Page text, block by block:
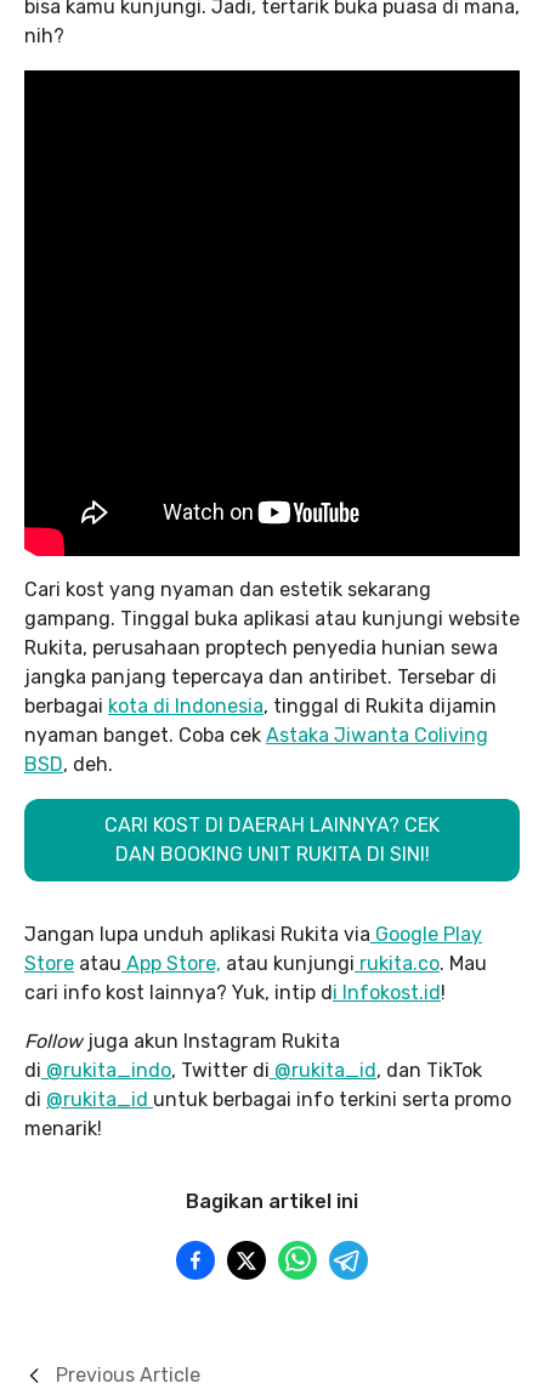
bisa kamu kunjungi. Jadi, tertarik buka puasa di mana,
nih?
Cari kost yang nyaman dan estetik sekarang
gampang. Tinggal buka aplikasi atau kunjungi website
Rukita, perusahaan proptech penyedia hunian sewa
jangka panjang tepercaya dan antiribet. Tersebar di
berbagai kota di Indonesia, tinggal di Rukita dijamin
nyaman banget. Coba cek Astaka Jiwanta Coliving
BSD, deh.
CARI KOST DI DAERAH LAINNYA? CEK
DAN BOOKING UNIT RUKITA DI SINI!
Jangan lupa unduh aplikasi Rukita via Google Play
Store atau App Store, atau kunjungi rukita.co. Mau
cari info kost lainnya? Yuk, intip di Infokost.id!
Follow juga akun Instagram Rukita
di @rukita_indo, Twitter di @rukita_id, dan TikTok
di @rukita_id untuk berbagai info terkini serta promo
menarik!
Bagikan artikel ini
Previous Article